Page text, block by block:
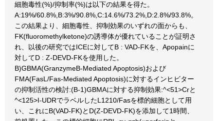
細胞毒性(%)/抑制率(%)は以下の結果を得た。
A:19%/60.8%,B:3%/90.8%,C:14.6%/73.2%,D:2.8%/93.8%。
この結果より、細胞毒性、抑制効果のいずれの面からも、
FK(fluoromethylketone)の誘導体が優れていることが証明さ
れ、以後の研究ではICEに対してB : VAD-FKを、Apopainに
対してD : Z-DEVD-FKを使用した。
B)GBMA(GranzymeB-Mediated Apoptosis)および
FMA(FasL/Fas-Mediated Apoptosis)に対するインヒビター
の抑制活性の検討:(B-1)GBMAに対する抑制効果:^<51>Crと
^<125>I-UDRでラベルしたL1210/Fasを標的細胞として用
い、これにB(VAD-FK)とD(Z-DEVD-FK)を添加して1時間、